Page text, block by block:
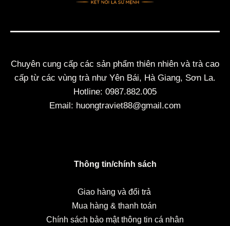
Chuyên cung cấp các sản phẩm thiên nhiên và trà cao
cấp từ các vùng trà như Yên Bái, Hà Giang, Sơn La.
Hotline: 0987.882.005
Email: huongtraviet88@gmail.com
Thông tin/chính sách
Giao hàng và đổi trả
Mua hàng & thanh toán
Chính sách bảo mật thông tin cá nhân